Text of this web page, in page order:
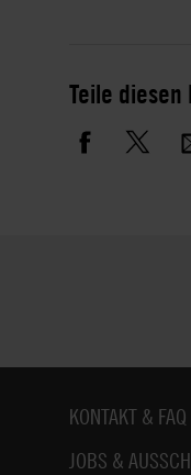
Teile
Fußbereich
KONTAKT & FAQ
JOBS &